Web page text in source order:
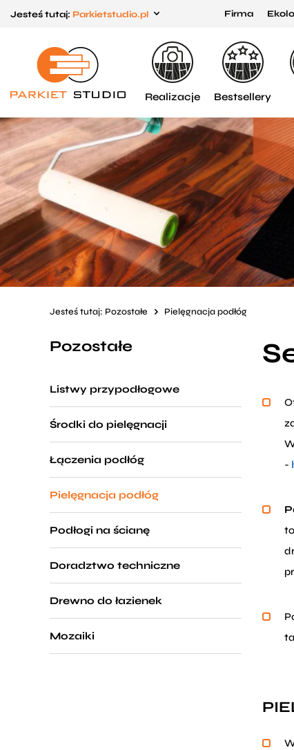
do menu
głównego
do
menu
w
stopce
Jesteś tutaj: Parkietstudio.pl Firma
Realizacje Bestsellery
Jesteś tutaj: Pozostałe Pielęgnacja podłóg
Pozostałe
Listwy przypodłogowe
Środki do pielęgnacji
Łączenia podłóg
Pielęgnacja podłóg
Podłogi na ścianę
Doradztwo techniczne
Drewno do łazienek
Mozaiki
-